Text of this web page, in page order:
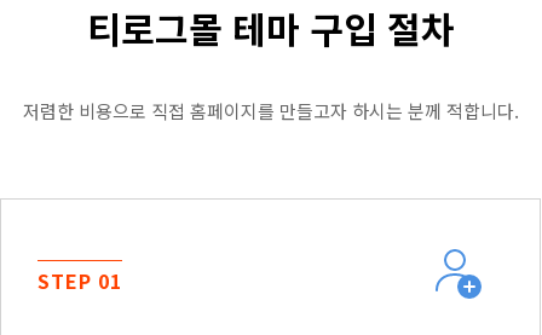
티로그몰 테마 구입 절차
저렴한 비용으로 직접 홈페이지를 만들고자 하시는 분께 적합니다.
STEP 01